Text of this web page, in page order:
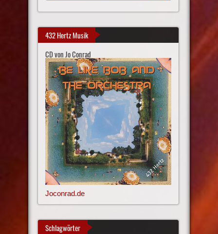
432 Hertz Musik
CD von Jo Conrad
Joconrad.de
Schlagwörter